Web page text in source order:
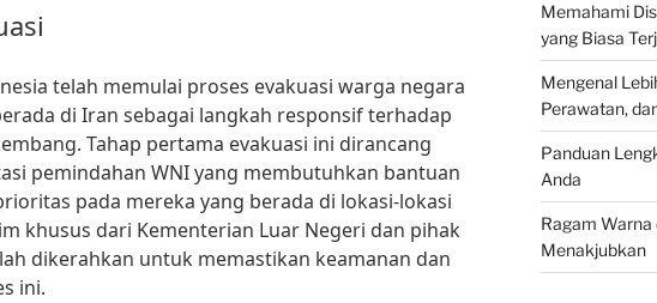
telah memulai proses evakuasi warga negara
di Iran sebagai langkah responsif terhadap
Tahap pertama evakuasi ini dirancang
pemindahan WNI yang membutuhkan bantuan
pada mereka yang berada di lokasi-lokasi
khusus dari Kementerian Luar Negeri dan pihak
dikerahkan untuk memastikan keamanan dan
ini.
Memahami
yang Biasa
Mengenal
Perawatan,
Panduan
Anda
Ragam
Menakjubkan